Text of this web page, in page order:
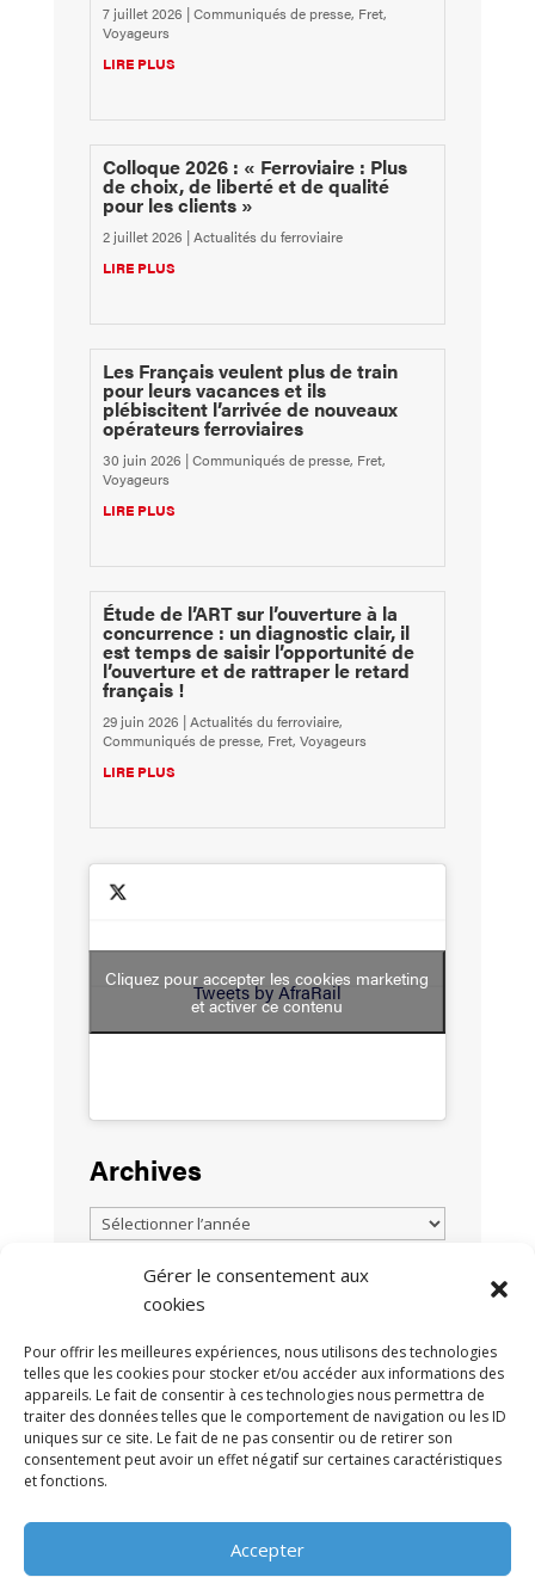
Gérer le consentement aux
cookies
Pour offrir les meilleures expériences, nous utilisons des technologies
telles que les cookies pour stocker et/ou accéder aux informations des
appareils. Le fait de consentir à ces technologies nous permettra de
traiter des données telles que le comportement de navigation ou les ID
uniques sur ce site. Le fait de ne pas consentir ou de retirer son
consentement peut avoir un effet négatif sur certaines caractéristiques
et fonctions.
Accepter
7 juillet 2026 |Communiqués de presse, Fret,
Voyageurs
LIRE PLUS
Colloque 2026 : « Ferroviaire : Plus
de choix, de liberté et de qualité
pour les clients »
2 juillet 2026 |Actualités du ferroviaire
LIRE PLUS
Les Français veulent plus de train
pour leurs vacances et ils
plébiscitent l’arrivée de nouveaux
opérateurs ferroviaires
30 juin 2026 |Communiqués de presse, Fret,
Voyageurs
LIRE PLUS
Étude de l’ART sur l’ouverture à la
concurrence : un diagnostic clair, il
est temps de saisir l’opportunité de
l’ouverture et de rattraper le retard
français !
29 juin 2026 |Actualités du ferroviaire,
Communiqués de presse, Fret, Voyageurs
LIRE PLUS
Tweets by AfraRail
Cliquez pour accepter les cookies marketing
et activer ce contenu
Archives
TOUTES LES ACTUALITÉS
MENTIONS LÉGALES•POLITIQUE DE
CONFIDENTIALITÉ•